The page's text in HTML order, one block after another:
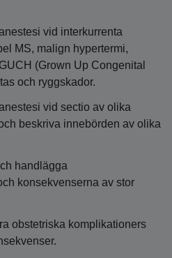
vid interkurrenta
MS, malign hypertermi,
(Grown Up Congenital
och ryggskador.
vid sectio av olika
beskriva innebörden av olika
handlägga
konsekvenserna av stor
obstetriska komplikationers